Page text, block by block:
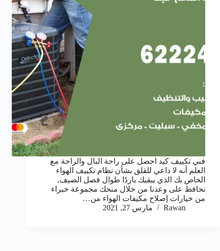
فني تكييف كبد احصل على راحة البال والراحة مع
العلم أنه لا داعي للقلق بشأن نظام تكييف الهواء
الخاص بك الذي يبقيك باردًا طوال فصل الصيف,
نحافظ على وعدنا من خلال منحك مجموعة خبراء
من خيارات إصلاح مكيفات الهواء من…
Rawan
مارس 27, 2021